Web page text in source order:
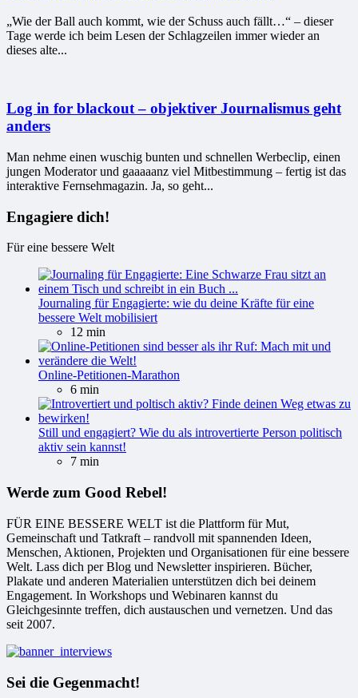
„Wie der Ball auch kommt, wie der Schuss auch fällt…“ – dieser
Tage werde ich beim Lesen der Schlagzeilen immer wieder an
dieses alte...
Log in for blackout – objektiver Journalismus geht
anders
Man nehme einen wuschig bunten und schnellen Werbeclip, einen
jungen Moderator und gaaaaanz viel Mitbestimmung – fertig ist das
interaktive Fernsehmagazin. Ja, so geht...
Engagiere dich!
Für eine bessere Welt
Journaling für Engagierte: wie du deine Kräfte für eine
bessere Welt mobilisiert
12 min
Online-Petitionen-Marathon
6 min
Still und engagiert? Wie du als introvertierte Person politisch
aktiv sein kannst!
7 min
Werde zum Good Rebel!
FÜR EINE BESSERE WELT ist die Plattform für Mut,
Gemeinschaft und Tatkraft – randvoll mit spannenden Ideen,
Menschen, Aktionen, Projekten und Organisationen für eine bessere
Welt. Lass dich per Blog und Newsletter inspirieren. Bücher,
Plakate und anderen Materialien unterstützen dich bei deinem
Engagement. In Workshops und Webinaren kannst du
Gleichgesinnte treffen, dich austauschen und vernetzen. Und das
seit 2007.
Sei die Gegenmacht!